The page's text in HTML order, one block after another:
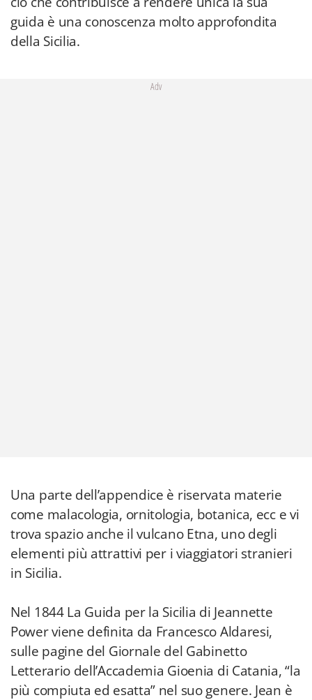
guida è una conoscenza molto approfondita
della Sicilia.
Adv
Una parte dell’appendice è riservata materie
come malacologia, ornitologia, botanica, ecc e vi
trova spazio anche il vulcano Etna, uno degli
elementi più attrattivi per i viaggiatori stranieri
in Sicilia.
Nel 1844 La Guida per la Sicilia di Jeannette
Power viene definita da Francesco Aldaresi,
sulle pagine del Giornale del Gabinetto
Letterario dell’Accademia Gioenia di Catania, “la
più compiuta ed esatta” nel suo genere. Jean è